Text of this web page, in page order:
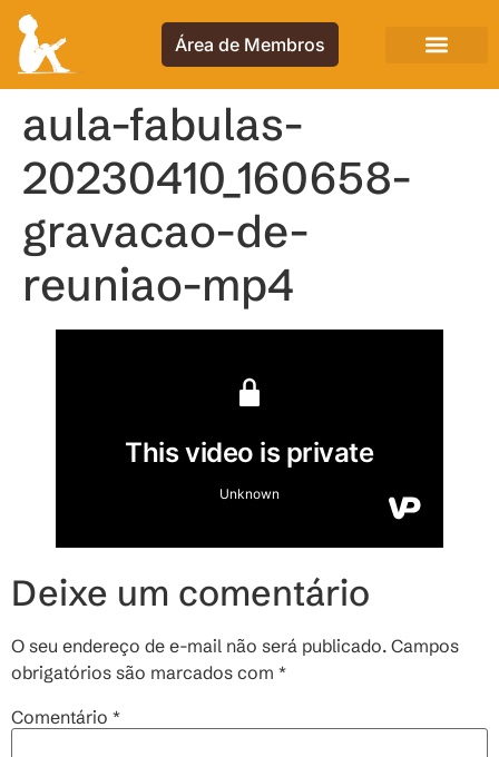
Área de Membros
aula-fabulas-
20230410_160658-
gravacao-de-
reuniao-mp4
Deixe um comentário
O seu endereço de e-mail não será publicado. Campos
obrigatórios são marcados com *
Comentário *